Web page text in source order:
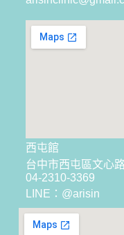
西屯館
台中市西屯區文心
04-2310-3369
LINE：@arisin